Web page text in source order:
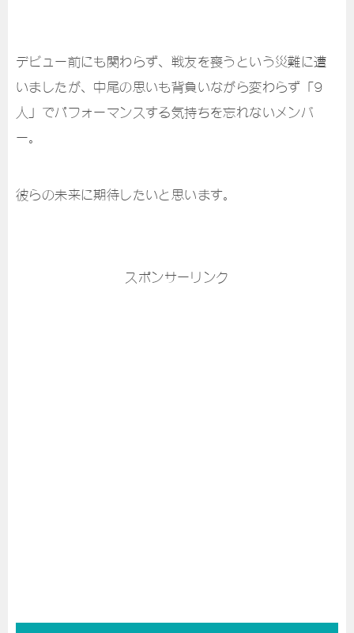
デビュー前にも関わらず、戦友を喪うという災難に遭
いましたが、中尾の思いも背負いながら変わらず「9
人」でパフォーマンスする気持ちを忘れないメンバ
ー。
彼らの未来に期待したいと思います。
スポンサーリンク